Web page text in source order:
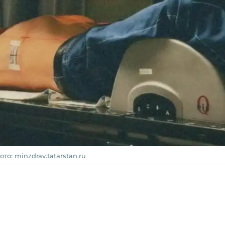
minzdrav.tatarstan.ru